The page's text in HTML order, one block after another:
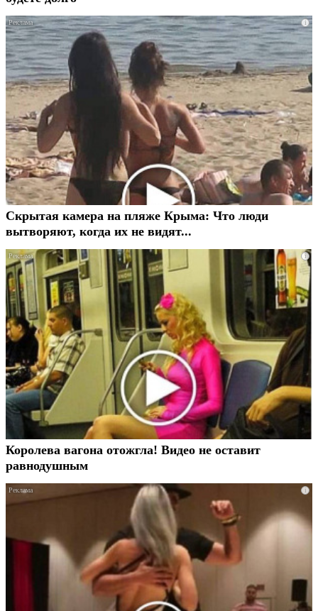
i
Скрытая камера на пляже Крыма: Что люди
вытворяют, когда их не видят...
i
Королева вагона отожгла! Видео не оставит
равнодушным
i